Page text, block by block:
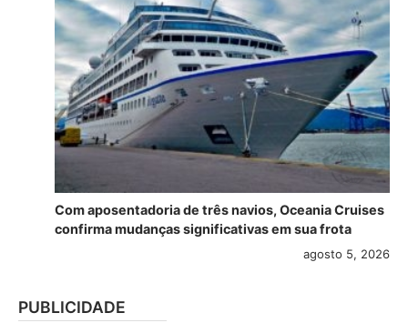
Com aposentadoria de três navios, Oceania Cruises
confirma mudanças significativas em sua frota
agosto 5, 2026
PUBLICIDADE